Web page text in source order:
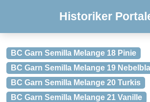
Historiker
BC Garn Semilla Melange 18 Pinie
BC Garn Semilla Melange 19
BC Garn Semilla Melange 20 Turkis
BC Garn Semilla Melange 21 Vanille